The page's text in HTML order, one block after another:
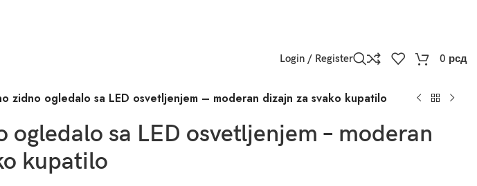
Login / Register 0 рсд
zidno ogledalo sa LED osvetljenjem – moderan dizajn za svako kupatilo
ogledalo sa LED osvetljenjem – moderan
kupatilo